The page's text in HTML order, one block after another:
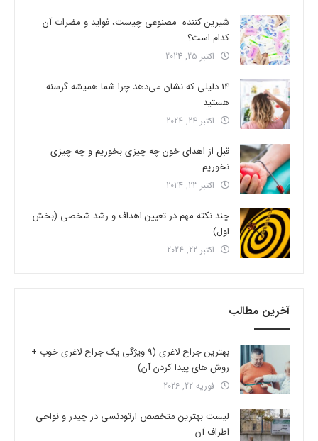
شیرین کننده مصنوعی چیست، فواید و مضرات آن
کدام است؟
اکتبر 25, 2024
14 دلیلی که نشان می‌دهد چرا شما همیشه گرسنه
هستید
اکتبر 24, 2024
قبل از اهدای خون چه چیزی بخوریم و چه چیزی
نخوریم
اکتبر 23, 2024
چند نکته مهم در تعیین اهداف و رشد شخصی (بخش
اول)
اکتبر 22, 2024
آخرین مطالب
بهترین جراح لاغری (9 ویژگی یک جراح لاغری خوب +
روش های پیدا کردن آن)
فوریه 22, 2026
لیست بهترین متخصص ارتودنسی در چیذر و نواحی
اطراف آن